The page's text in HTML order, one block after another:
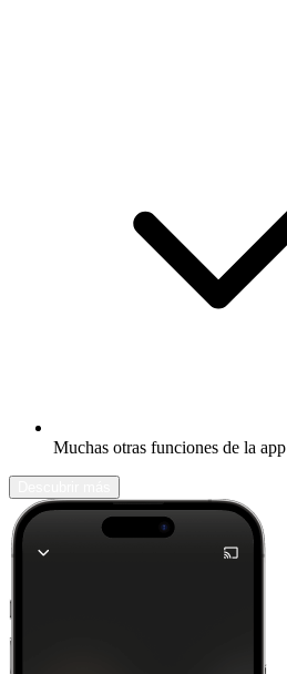
Muchas otras funciones de la app